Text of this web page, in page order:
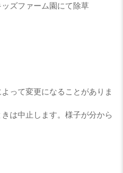
ズファーム園にて除草
って変更になることがありま
は中止します。様子が分から